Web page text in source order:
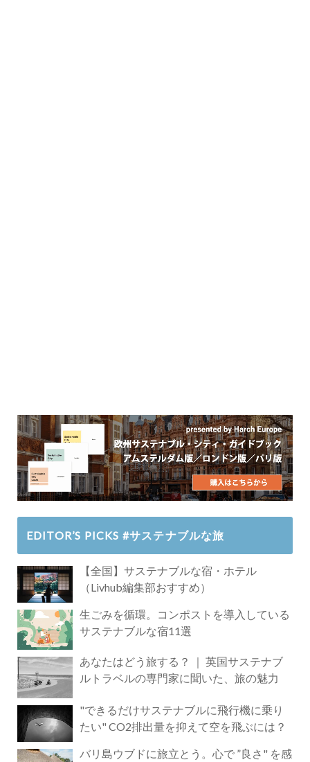
EDITOR’S PICKS #サステナブルな旅
【全国】サステナブルな宿・ホテル
（Livhub編集部おすすめ）
生ごみを循環。コンポストを導入している
サステナブルな宿11選
あなたはどう旅する？ ｜ 英国サステナブ
ルトラベルの専門家に聞いた、旅の魅力
"できるだけサステナブルに飛行機に乗り
たい" CO2排出量を抑えて空を飛ぶには？
バリ島ウブドに旅立とう。心で ”良さ" を感